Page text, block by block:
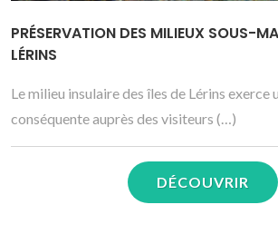
PRÉSERVATION DES MILIEUX SOUS-
LÉRINS
Le milieu insulaire des îles de Lérins
conséquente auprès des visiteurs (…)
DÉCOUVRIR